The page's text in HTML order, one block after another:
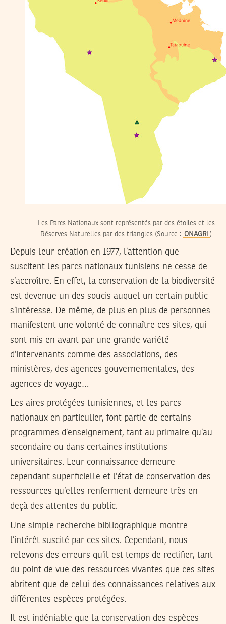
Les Parcs Nationaux sont représentés par des étoiles et les
Réserves Naturelles par des triangles (Source : ONAGRI )
Depuis leur création en 1977, l’attention que
suscitent les parcs nationaux tunisiens ne cesse de
s’accroître. En effet, la conservation de la biodiversité
est devenue un des soucis auquel un certain public
s’intéresse. De même, de plus en plus de personnes
manifestent une volonté de connaître ces sites, qui
sont mis en avant par une grande variété
d’intervenants comme des associations, des
ministères, des agences gouvernementales, des
agences de voyage…
Les aires protégées tunisiennes, et les parcs
nationaux en particulier, font partie de certains
programmes d’enseignement, tant au primaire qu’au
secondaire ou dans certaines institutions
universitaires. Leur connaissance demeure
cependant superficielle et l’état de conservation des
ressources qu’elles renferment demeure très en-
deçà des attentes du public.
Une simple recherche bibliographique montre
l’intérêt suscité par ces sites. Cependant, nous
relevons des erreurs qu’il est temps de rectifier, tant
du point de vue des ressources vivantes que ces sites
abritent que de celui des connaissances relatives aux
différentes espèces protégées.
Il est indéniable que la conservation des espèces